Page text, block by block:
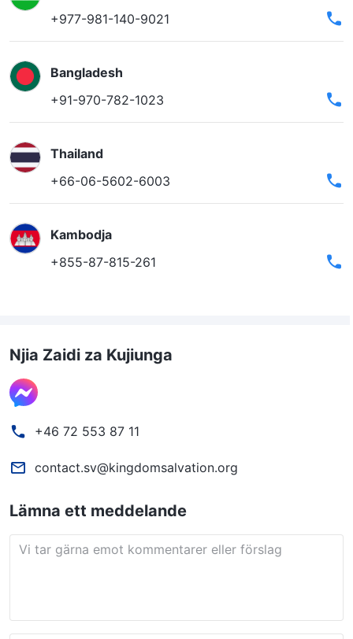
+977-981-140-9021
Bangladesh
+91-970-782-1023
Thailand
+66-06-5602-6003
Kambodja
+855-87-815-261
Njia Zaidi za Kujiunga
+46 72 553 87 11
contact.sv@kingdomsalvation.org
Lämna ett meddelande
Vi tar gärna emot kommentarer eller förslag